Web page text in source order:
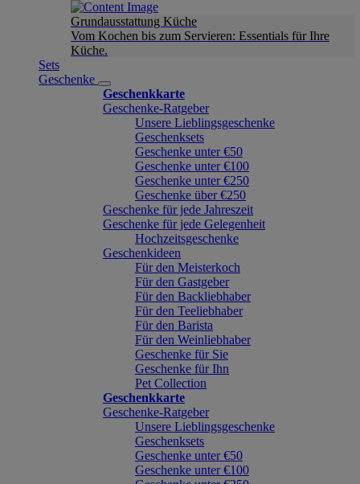
Grundausstattung Küche
Vom Kochen bis zum Servieren: Essentials für Ihre
Küche.
Sets
Geschenke
Geschenkkarte
Geschenke-Ratgeber
Unsere Lieblingsgeschenke
Geschenksets
Geschenke unter €50
Geschenke unter €100
Geschenke unter €250
Geschenke über €250
Geschenke für jede Jahreszeit
Geschenke für jede Gelegenheit
Hochzeitsgeschenke
Geschenkideen
Für den Meisterkoch
Für den Gastgeber
Für den Backliebhaber
Für den Teeliebhaber
Für den Barista
Für den Weinliebhaber
Geschenke für Sie
Geschenke für Ihn
Pet Collection
Geschenkkarte
Geschenke-Ratgeber
Unsere Lieblingsgeschenke
Geschenksets
Geschenke unter €50
Geschenke unter €100